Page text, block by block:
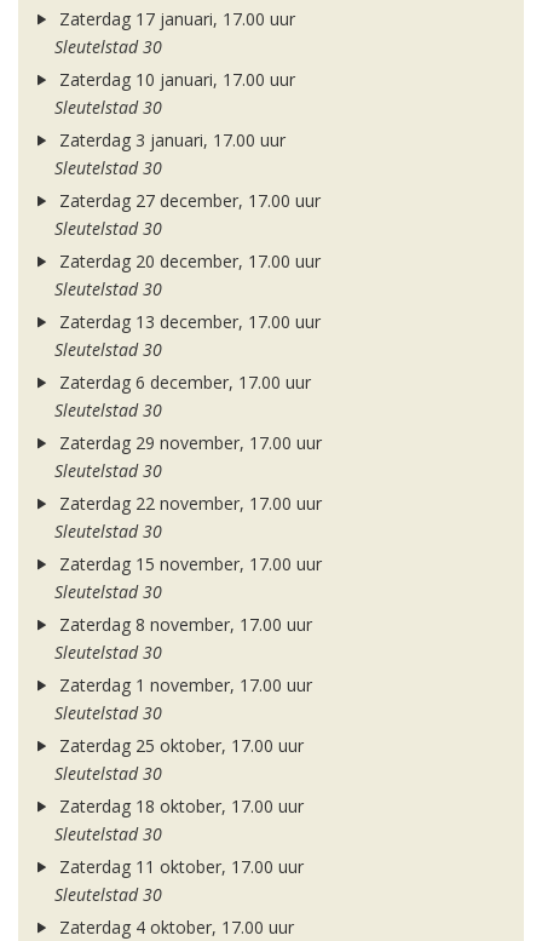
Zaterdag 17 januari, 17.00 uur
Sleutelstad 30
Zaterdag 10 januari, 17.00 uur
Sleutelstad 30
Zaterdag 3 januari, 17.00 uur
Sleutelstad 30
Zaterdag 27 december, 17.00 uur
Sleutelstad 30
Zaterdag 20 december, 17.00 uur
Sleutelstad 30
Zaterdag 13 december, 17.00 uur
Sleutelstad 30
Zaterdag 6 december, 17.00 uur
Sleutelstad 30
Zaterdag 29 november, 17.00 uur
Sleutelstad 30
Zaterdag 22 november, 17.00 uur
Sleutelstad 30
Zaterdag 15 november, 17.00 uur
Sleutelstad 30
Zaterdag 8 november, 17.00 uur
Sleutelstad 30
Zaterdag 1 november, 17.00 uur
Sleutelstad 30
Zaterdag 25 oktober, 17.00 uur
Sleutelstad 30
Zaterdag 18 oktober, 17.00 uur
Sleutelstad 30
Zaterdag 11 oktober, 17.00 uur
Sleutelstad 30
Zaterdag 4 oktober, 17.00 uur